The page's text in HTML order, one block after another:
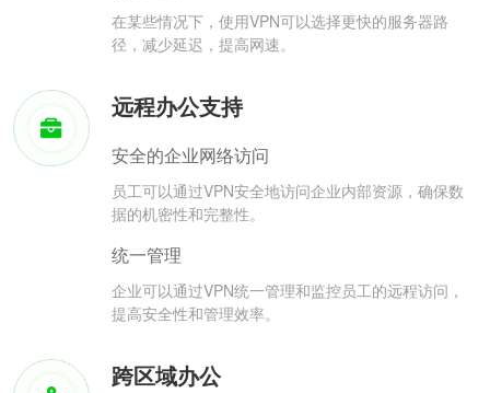
在某些情况下，使用VPN可以选择更快的服务器路
径，减少延迟，提高网速。
远程办公支持
安全的企业网络访问
员工可以通过VPN安全地访问企业内部资源，确保数
据的机密性和完整性。
统一管理
企业可以通过VPN统一管理和监控员工的远程访问，
提高安全性和管理效率。
跨区域办公